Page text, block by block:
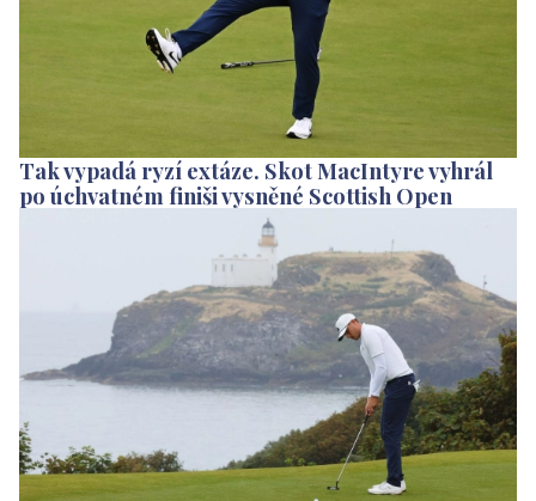
Tak vypadá ryzí extáze. Skot MacIntyre vyhrál
po úchvatném finiši vysněné Scottish Open